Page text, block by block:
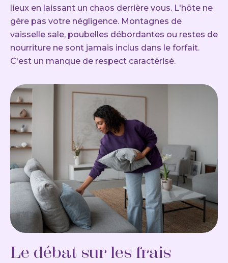
lieux en laissant un chaos derrière vous. L'hôte ne
gère pas votre négligence. Montagnes de
vaisselle sale, poubelles débordantes ou restes de
nourriture ne sont jamais inclus dans le forfait.
C'est un manque de respect caractérisé.
Le débat sur les frais